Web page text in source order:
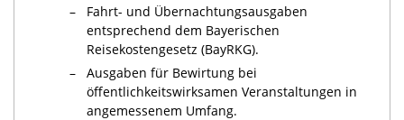
–
Fahrt- und Übernachtungsausgaben
entsprechend dem Bayerischen
Reisekostengesetz (BayRKG).
–
Ausgaben für Bewirtung bei
öffentlichkeitswirksamen Veranstaltungen in
angemessenem Umfang.